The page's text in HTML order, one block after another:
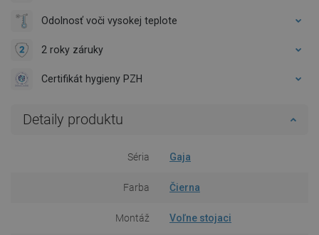
Odolnosť voči vysokej teplote
2 roky záruky
Certifikát hygieny PZH
Detaily produktu
Séria Gaja
Farba Čierna
Montáž Voľne stojaci